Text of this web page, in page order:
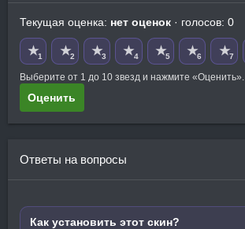
Текущая оценка: нет оценок · голосов: 0
★1 ★2 ★3 ★4 ★5 ★6 ★7
Выберите от 1 до 10 звезд и нажмите «Оценить».
Оценить
Ответы на вопросы
Как установить этот скин?